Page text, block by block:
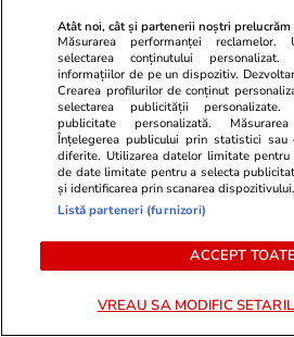
amânate pentru a doua zi
consecutiv. Acțiunea continuă
vineri
Știri România
România negociază cu Ucraina o
achiziție comună de armament
pentru a nu pierde finanțarea
europeană prin SAFE, potrivit
G4Media
Atât noi, cât și partenerii noștri
Măsurarea performanței reclamelor.
selectarea conținutului
informațiilor de pe un dispozitiv.
Crearea profilurilor de conținut
selectarea publicității
publicitate personalizată.
Înțelegerea publicului prin statistici
diferite. Utilizarea datelor limitate pentru
de date limitate pentru a selecta
și identificarea prin scanarea dispozitivului.
Listă parteneri (furnizori)
ACCEPT TOATE
VREAU SA MODIFIC